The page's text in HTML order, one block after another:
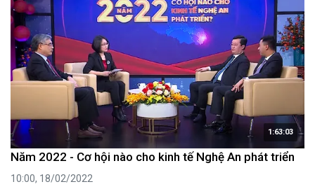
1:63:03
Năm 2022 - Cơ hội nào cho kinh tế Nghệ An phát triển
10:00, 18/02/2022